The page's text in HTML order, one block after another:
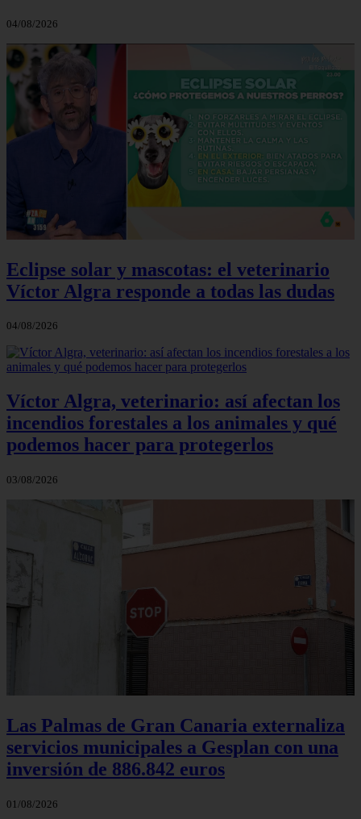
04/08/2026
Eclipse solar y mascotas: el veterinario
Víctor Algra responde a todas las dudas
04/08/2026
Víctor Algra, veterinario: así afectan los
incendios forestales a los animales y qué
podemos hacer para protegerlos
03/08/2026
Las Palmas de Gran Canaria externaliza
servicios municipales a Gesplan con una
inversión de 886.842 euros
01/08/2026